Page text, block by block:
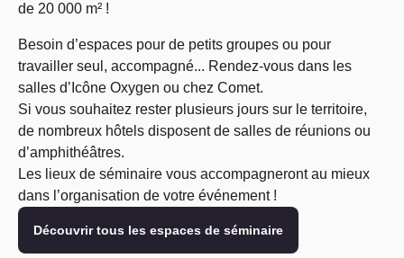
de 20 000 m² !
Besoin d’espaces pour de petits groupes ou pour
travailler seul, accompagné... Rendez-vous dans les
salles d’Icône Oxygen ou chez Comet.
Si vous souhaitez rester plusieurs jours sur le territoire,
de nombreux hôtels disposent de salles de réunions ou
d’amphithéâtres.
Les lieux de séminaire vous accompagneront au mieux
dans l’organisation de votre événement !
Découvrir tous les espaces de séminaire